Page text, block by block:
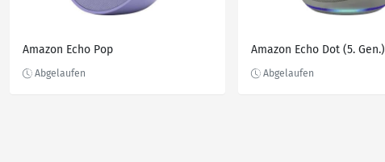
Amazon Echo Pop Amazon Echo Dot (5. Gen.)